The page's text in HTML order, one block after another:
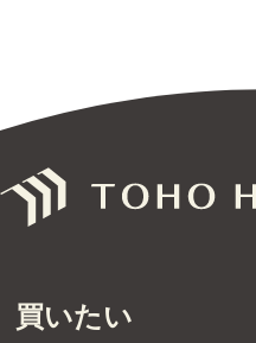
買いたい